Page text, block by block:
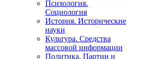
Психология.
Социология
История. Исторические
науки
Культура. Средства
массовой информации
Политика. Партии и